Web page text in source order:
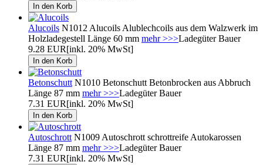
Alucoils N1012 Alucoils Alublechcoils aus dem Walzwerk im
Holzladegestell Länge 60 mm mehr >>>Ladegüter Bauer
9.28 EUR[inkl. 20% MwSt]
Betonschutt N1010 Betonschutt Betonbrocken aus Abbruch
Länge 87 mm mehr >>>Ladegüter Bauer
7.31 EUR[inkl. 20% MwSt]
Autoschrott N1009 Autoschrott schrottreife Autokarossen
Länge 87 mm mehr >>>Ladegüter Bauer
7.31 EUR[inkl. 20% MwSt]